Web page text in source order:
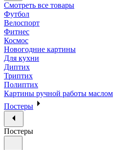
Смотреть все товары
Футбол
Велоспорт
Фитнес
Космос
Новогодние картины
Для кухни
Диптих
Триптих
Полиптих
Картины ручной работы маслом
Постеры
Постеры